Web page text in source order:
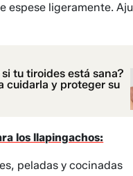
espese ligeramente.
tu tiroides está sana?
cuidarla y proteger su
los llapingachos:
peladas y cocinadas